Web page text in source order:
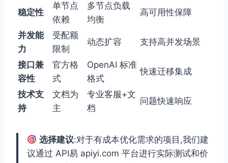
稳定性
单节点
依赖
多节点负载
均衡
高可用性保障
并发能
力
受配额
限制
动态扩容 支持高并发场景
接口兼
容性
官方格
式
OpenAI 标准
格式
快速迁移集成
技术支
持
文档为
主
专业客服+文
档
问题快速响应
选择建议:对于有成本优化需求的项目,我们建
议通过 API易 apiyi.com 平台进行实际测试和价